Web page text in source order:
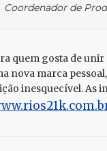
Coordenador de
quem gosta de unir
nova marca
inesquecível. As